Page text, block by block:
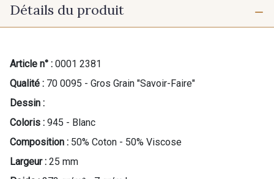
Détails du produit
Article n° : 0001 2381
Qualité : 70 0095 - Gros Grain "Savoir-Faire"
Dessin :
Coloris : 945 - Blanc
Composition : 50% Coton - 50% Viscose
Largeur : 25 mm